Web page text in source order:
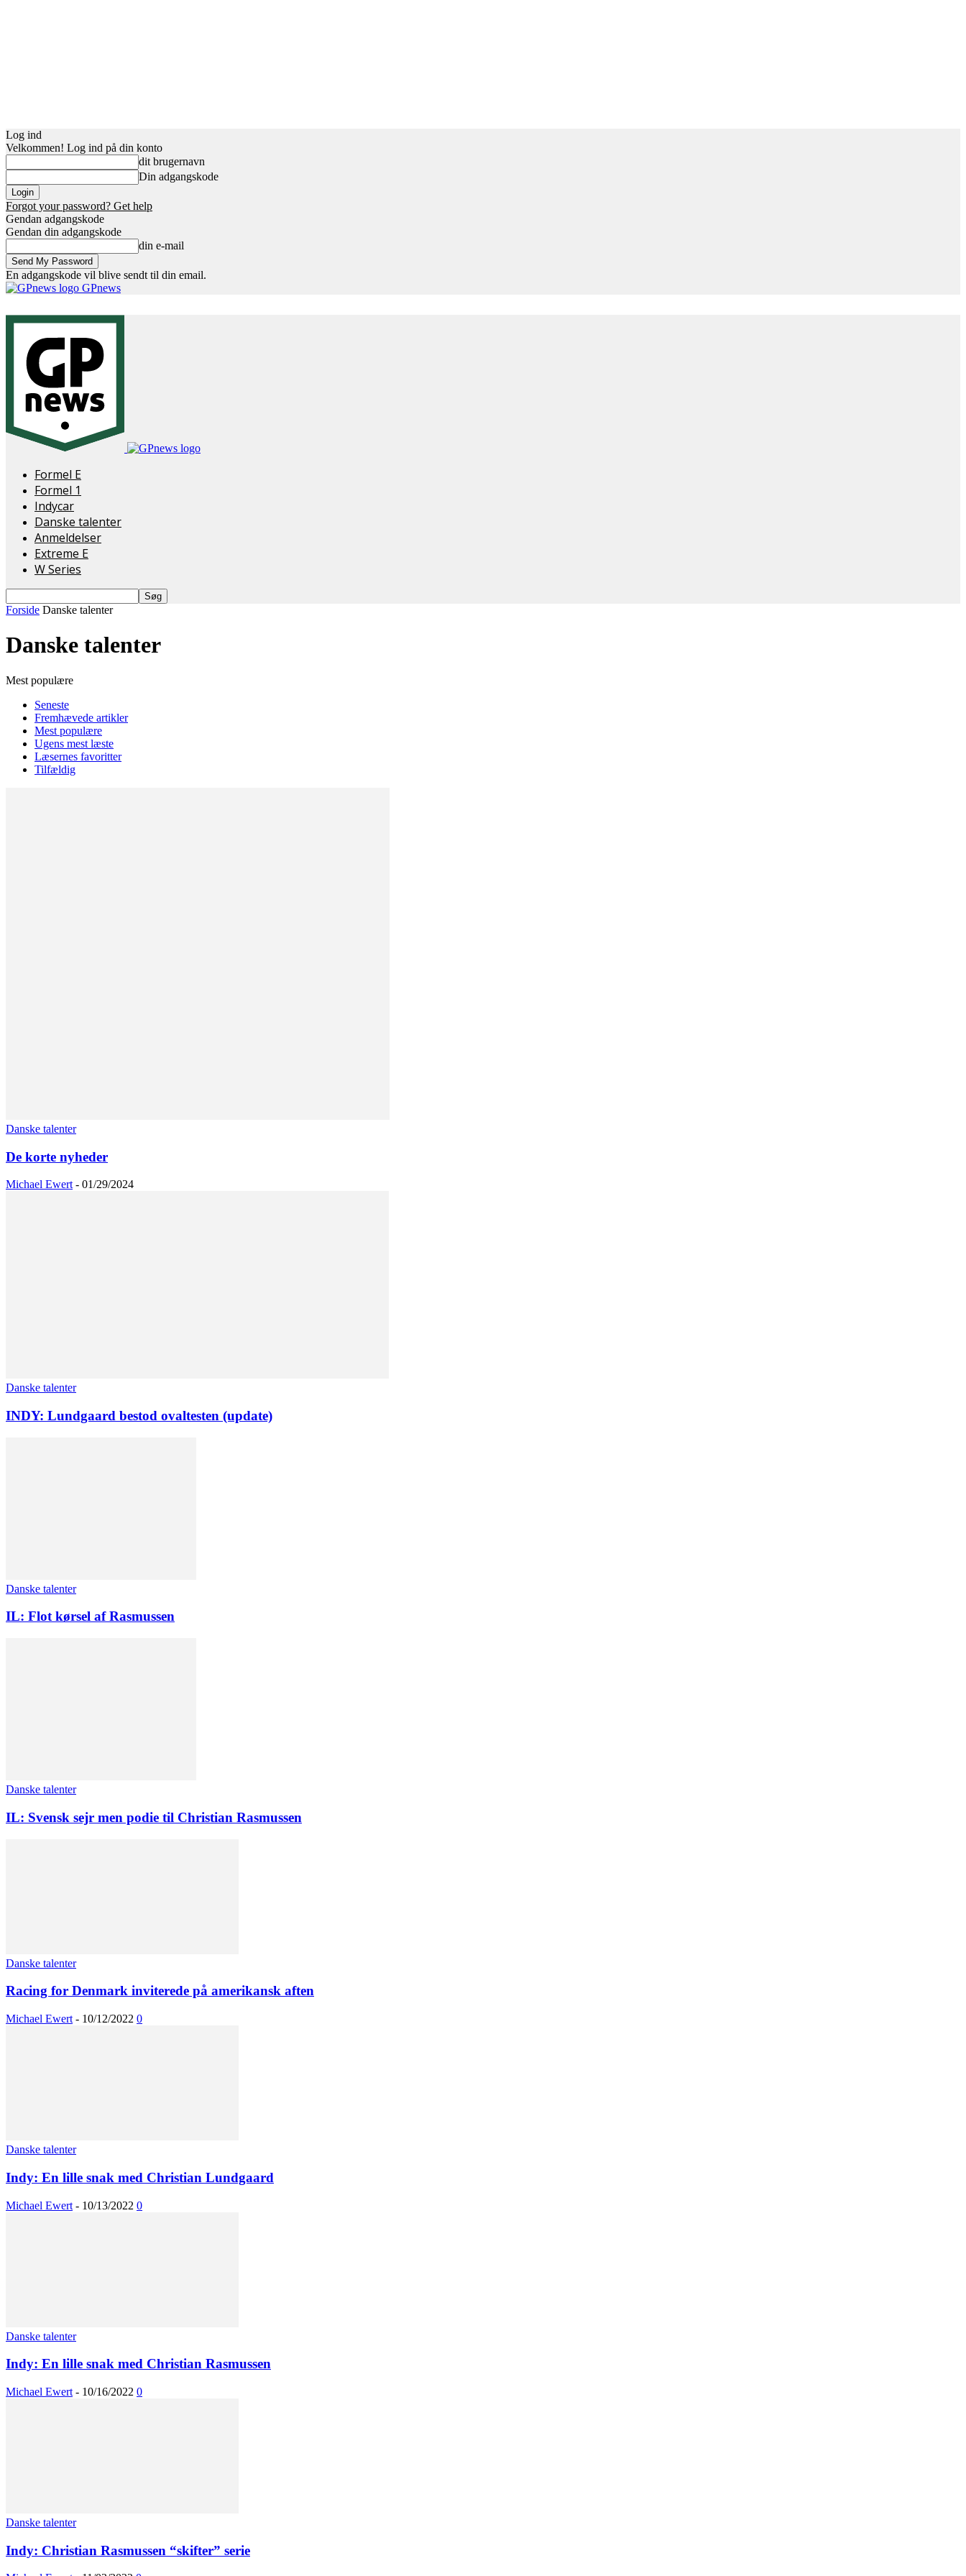
Log ind
Velkommen! Log ind på din konto
dit brugernavn
Din adgangskode
Forgot your password? Get help
Gendan adgangskode
Gendan din adgangskode
din e-mail
En adgangskode vil blive sendt til din email.
GPnews
Formel E
Formel 1
Indycar
Danske talenter
Anmeldelser
Extreme E
W Series
Forside Danske talenter
Danske talenter
Mest populære
Seneste
Fremhævede artikler
Mest populære
Ugens mest læste
Læsernes favoritter
Tilfældig
Danske talenter
De korte nyheder
Michael Ewert - 01/29/2024
Danske talenter
INDY: Lundgaard bestod ovaltesten (update)
Danske talenter
IL: Flot kørsel af Rasmussen
Danske talenter
IL: Svensk sejr men podie til Christian Rasmussen
Danske talenter
Racing for Denmark inviterede på amerikansk aften
Michael Ewert - 10/12/2022 0
Danske talenter
Indy: En lille snak med Christian Lundgaard
Michael Ewert - 10/13/2022 0
Danske talenter
Indy: En lille snak med Christian Rasmussen
Michael Ewert - 10/16/2022 0
Danske talenter
Indy: Christian Rasmussen “skifter” serie